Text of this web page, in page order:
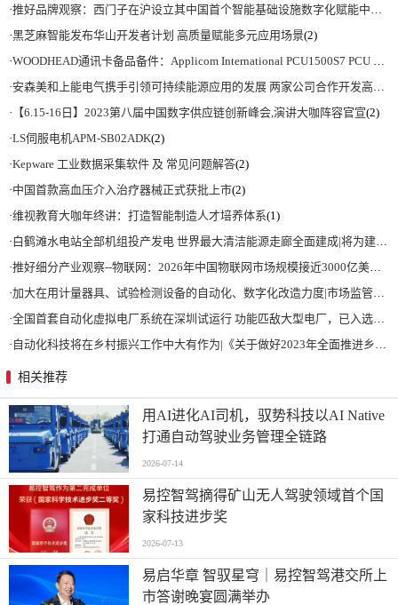
·推好品牌观察：西门子在沪设立其中国首个智能基础设施数字化赋能中心
·黑芝麻智能发布华山开发者计划 高质量赋能多元应用场景(2)
·WOODHEAD通讯卡备品备件：Applicom International PCU1500S7 PCU 1500 S7 V4.5.0
·安森美和上能电气携手引领可持续能源应用的发展 两家公司合作开发高性能储能和太阳能组串式逆变器方案 以实现可持续的未来
· 【6.15-16日】2023第八届中国数字供应链创新峰会,演讲大咖阵容官宣(2)
·LS伺服电机APM-SB02ADK(2)
·Kepware 工业数据采集软件 及 常见问题解答(2)
·中国首款高血压介入治疗器械正式获批上市(2)
·维视教育大咖年终讲：打造智能制造人才培养体系(1)
·白鹤滩水电站全部机组投产发电 世界最大清洁能源走廊全面建成|将为建设新型能源体系、保障国家能源安全、实现“双碳”目标提供有力支撑
·推好细分产业观察--物联网：2026年中国物联网市场规模接近3000亿美元 智慧工厂、智慧城市、智慧电网等将占60%以上
·加大在用计量器具、试验检测设备的自动化、数字化改造力度|市场监管总局 工业和信息化部 关于促进企业计量能力提升的指导意见
·全国首套自动化虚拟电厂系统在深圳试运行 功能匹敌大型电厂，已入选国际典型案例
· 自动化科技将在乡村振兴工作中大有作为|《关于做好2023年全面推进乡村振兴重点工作的意见》发布
相关推荐
用AI进化AI司机，驭势科技以AI Native
打通自动驾驶业务管理全链路
2026-07-14
易控智驾摘得矿山无人驾驶领域首个国
家科技进步奖
2026-07-13
易启华章 智驭星穹｜易控智驾港交所上
市答谢晚宴圆满举办